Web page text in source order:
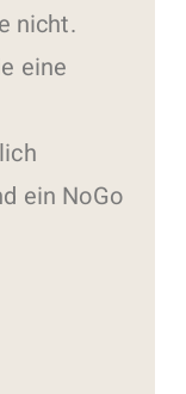
nicht.
eine
ein NoGo